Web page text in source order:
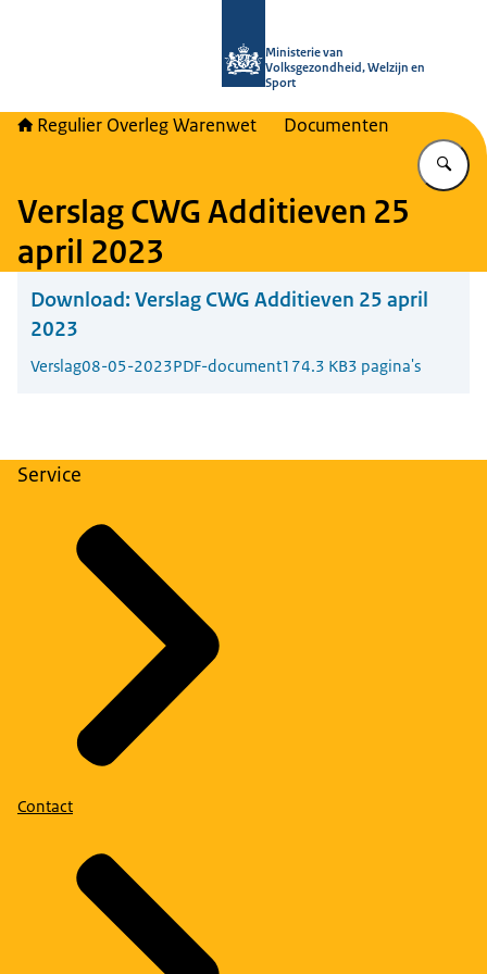
Ministerie van
Volksgezondheid, Welzijn en
Sport
Regulier Overleg Warenwet Documenten
Verslag CWG Additieven 25
april 2023
Download: Verslag CWG Additieven 25 april
2023
Verslag08-05-2023PDF-document174.3 KB3 pagina's
Service
Contact